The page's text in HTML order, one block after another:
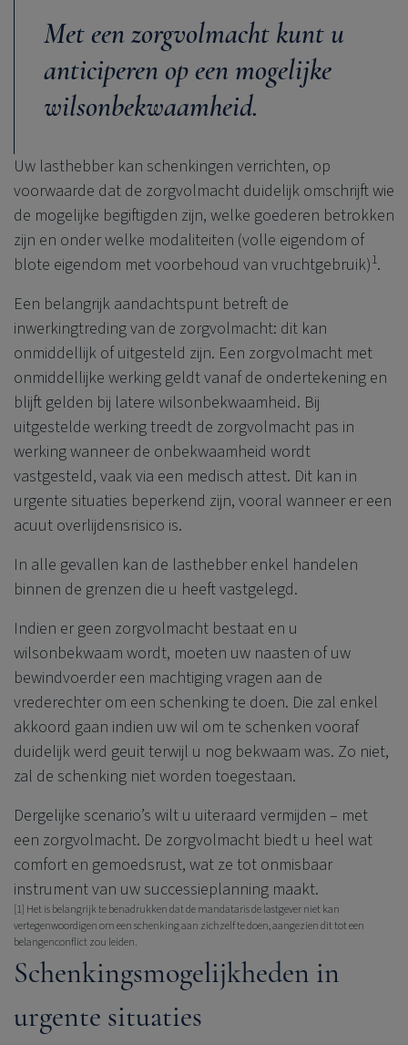
Met een zorgvolmacht kunt u
anticiperen op een mogelijke
wilsonbekwaamheid.
Uw lasthebber kan schenkingen verrichten, op
voorwaarde dat de zorgvolmacht duidelijk omschrijft wie
de mogelijke begiftigden zijn, welke goederen betrokken
zijn en onder welke modaliteiten (volle eigendom of
blote eigendom met voorbehoud van vruchtgebruik)1.
Een belangrijk aandachtspunt betreft de
inwerkingtreding van de zorgvolmacht: dit kan
onmiddellijk of uitgesteld zijn. Een zorgvolmacht met
onmiddellijke werking geldt vanaf de ondertekening en
blijft gelden bij latere wilsonbekwaamheid. Bij
uitgestelde werking treedt de zorgvolmacht pas in
werking wanneer de onbekwaamheid wordt
vastgesteld, vaak via een medisch attest. Dit kan in
urgente situaties beperkend zijn, vooral wanneer er een
acuut overlijdensrisico is.
In alle gevallen kan de lasthebber enkel handelen
binnen de grenzen die u heeft vastgelegd.
Indien er geen zorgvolmacht bestaat en u
wilsonbekwaam wordt, moeten uw naasten of uw
bewindvoerder een machtiging vragen aan de
vrederechter om een schenking te doen. Die zal enkel
akkoord gaan indien uw wil om te schenken vooraf
duidelijk werd geuit terwijl u nog bekwaam was. Zo niet,
zal de schenking niet worden toegestaan.
Dergelijke scenario’s wilt u uiteraard vermijden – met
een zorgvolmacht. De zorgvolmacht biedt u heel wat
comfort en gemoedsrust, wat ze tot onmisbaar
instrument van uw successieplanning maakt.
[1] Het is belangrijk te benadrukken dat de mandataris de lastgever niet kan
vertegenwoordigen om een schenking aan zichzelf te doen, aangezien dit tot een
belangenconflict zou leiden.
Schenkingsmogelijkheden in
urgente situaties